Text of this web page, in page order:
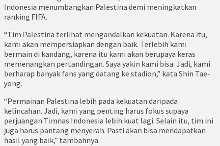
Indonesia menumbangkan Palestina demi meningkatkan
ranking FIFA.
“Tim Palestina terlihat mengandalkan kekuatan. Karena itu,
kami akan mempersiapkan dengan baik. Terlebih kami
bermain di kandang, karena itu kami akan berupaya keras
memenangkan pertandingan. Saya yakin kami bisa. Jadi, kami
berharap banyak fans yang datang ke stadion,” kata Shin Tae-
yong.
“Permainan Palestina lebih pada kekuatan daripada
kelincahan. Jadi, kami yang penting harus fokus supaya
perjuangan Timnas Indonesia lebih kuat lagi. Selain itu, tim ini
juga harus pantang menyerah. Pasti akan bisa mendapatkan
hasil yang baik,” tambahnya.